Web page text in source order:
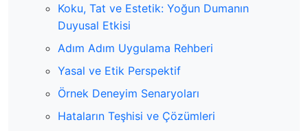
Koku, Tat ve Estetik: Yoğun Dumanın
Duyusal Etkisi
Adım Adım Uygulama Rehberi
Yasal ve Etik Perspektif
Örnek Deneyim Senaryoları
Hataların Teşhisi ve Çözümleri